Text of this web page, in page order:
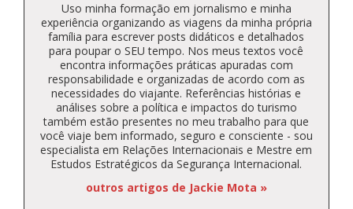
Uso minha formação em jornalismo e minha
experiência organizando as viagens da minha própria
família para escrever posts didáticos e detalhados
para poupar o SEU tempo. Nos meus textos você
encontra informações práticas apuradas com
responsabilidade e organizadas de acordo com as
necessidades do viajante. Referências histórias e
análises sobre a política e impactos do turismo
também estão presentes no meu trabalho para que
você viaje bem informado, seguro e consciente - sou
especialista em Relações Internacionais e Mestre em
Estudos Estratégicos da Segurança Internacional.
outros artigos de Jackie Mota »